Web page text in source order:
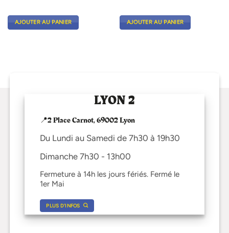
AJOUTER AU PANIER AJOUTER AU PANIER
LYON 2
📍2 Place Carnot, 69002 Lyon
Du Lundi au Samedi de 7h30 à 19h30
Dimanche 7h30 - 13h00
Fermeture à 14h les jours fériés. Fermé le
1er Mai
PLUS D'INFOS